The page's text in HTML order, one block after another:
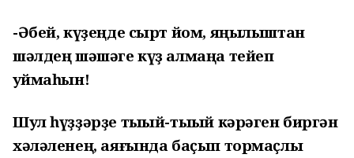
-Әбей, күҙеңде сырт йом, яңылыштан
шәлдең шәшәге күҙ алмаңа тейеп
ҡуймаһын!
Шул һүҙҙәрҙе тыҡый-тыҡый кәрәген биргән
хәләленең, аяғында баҫып тормаҫлыҡ